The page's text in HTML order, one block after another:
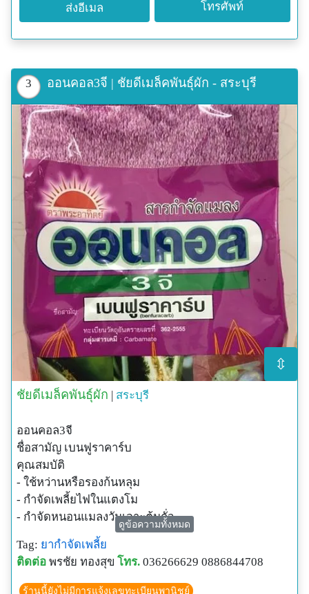
ส่งอีเมล โทรศัพท์
3 ออนคอล3จี | ชัยดีเมล็คพันธุ์ผัก - สระบุรี
⇳
ชัยดีเมล็คพันธุ์ผัก สระบุรี
ออนคอล3จี
ชื่อสามัญ เบนฟูราคาร์บ
คุณสมบัติ
- ใช้หว่านหรือรองก้นหลุม
- กำจัดเพลี้ยไฟในแตงโม
- กำจัดหนอนแมลงวันเจาะต้นถั่ว
- กำจัดแมลงหวี่ขาวในมะเขือเทศ
- กำจัดหนอนกอในข้าว
- กำจัดแมลงบั่วในข้าว
สนใจติดต่อ...088-6844708
ดูข้อความทั้งหมด
Tag: ยากำจัดเพลี้ย
ติดต่อ พรชัย ทองสุข โทร. 036266629 0886844708
ร้านนี้ยังไม่มีการแจ้งเลขทะเบียนพานิชย์